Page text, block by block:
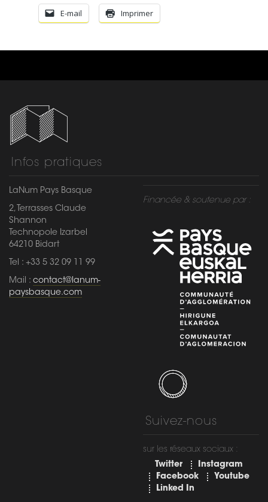
E-mail Imprimer
Infos pratiques
LaNum Pays Basque
2, Terrasses Claude
Shannon
Technopole Izarbel
64210 Bidart
Tel : +33 5 32 09 11 99
Mail : contact@lanum-
paysbasque.com
Financée & soutenue par :
Suivez-nous
sur les réseaux sociaux :
Twitter
Instagram
Facebook
Youtube
Linked In